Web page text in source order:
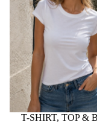
T-SHIRT, TOP &